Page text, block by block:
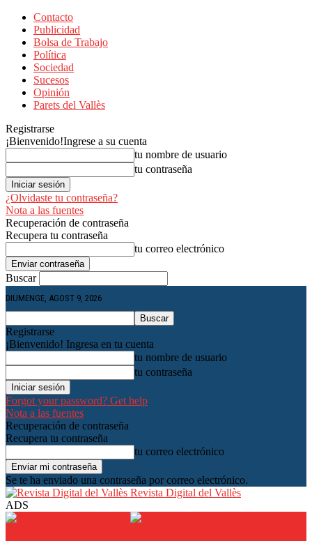
Contacto
Publicidad
Bolsa de Trabajo
Política
Sociedad
Sucesos
Opinión
Parets del Vallès
Registrarse
¡Bienvenido!Ingrese a su cuenta
tu nombre de usuario
tu contraseña
¿Olvidaste tu contraseña?
Nota a las fuentes
Recuperación de contraseña
Recupera tu contraseña
tu correo electrónico
Buscar
DIUMENGE, AGOST 9, 2026
Registrarse
¡Bienvenido! Ingresa en tu cuenta
tu nombre de usuario
tu contraseña
Forgot your password? Get help
Nota a las fuentes
Recuperación de contraseña
Recupera tu contraseña
tu correo electrónico
Se te ha enviado una contraseña por correo electrónico.
Revista Digital del Vallès
ADS